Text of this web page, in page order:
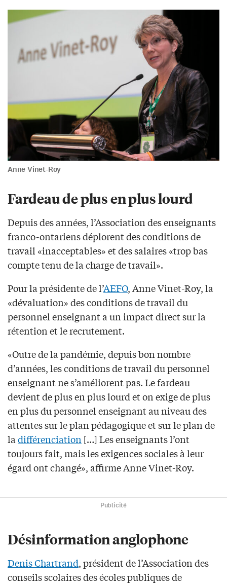
Anne Vinet-Roy
Fardeau de plus en plus lourd
Depuis des années, l’Association des enseignants
franco-ontariens déplorent des conditions de
travail «inacceptables» et des salaires «trop bas
compte tenu de la charge de travail».
Pour la présidente de l’AEFO, Anne Vinet-Roy, la
«dévaluation» des conditions de travail du
personnel enseignant a un impact direct sur la
rétention et le recrutement.
«Outre de la pandémie, depuis bon nombre
d’années, les conditions de travail du personnel
enseignant ne s’améliorent pas. Le fardeau
devient de plus en plus lourd et on exige de plus
en plus du personnel enseignant au niveau des
attentes sur le plan pédagogique et sur le plan de
la différenciation […] Les enseignants l’ont
toujours fait, mais les exigences sociales à leur
égard ont changé», affirme Anne Vinet-Roy.
Publicité
Désinformation anglophone
Denis Chartrand, président de l’Association des
conseils scolaires des écoles publiques de